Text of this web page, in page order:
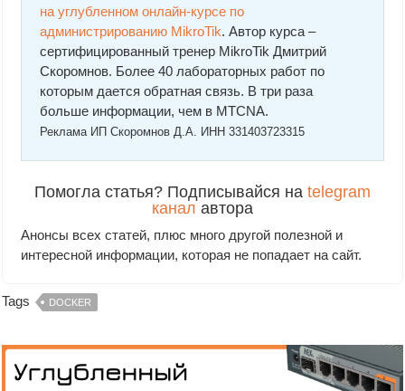
на углубленном онлайн-курcе по
администрированию MikroTik. Автор курcа –
сертифицированный тренер MikroTik Дмитрий
Скоромнов. Более 40 лабораторных работ по
которым дается обратная связь. В три раза
больше информации, чем в MTCNA.
Реклама ИП Скоромнов Д.А. ИНН 331403723315
Помогла статья? Подписывайся на telegram
канал автора
Анонсы всех статей, плюс много другой полезной и
интересной информации, которая не попадает на сайт.
Tags DOCKER